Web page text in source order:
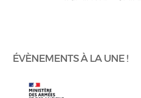
ÉVÈNEMENTS À LA UNE !